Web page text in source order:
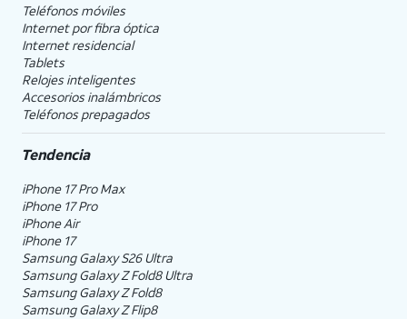
Teléfonos móviles
Internet por fibra óptica
Internet residencial
Tablets
Relojes inteligentes
Accesorios inalámbricos
Teléfonos prepagados
Tendencia
iPhone 17 Pro Max
iPhone 17 Pro
iPhone Air
iPhone 17
Samsung Galaxy S26 Ultra
Samsung Galaxy Z Fold8 Ultra
Samsung Galaxy Z Fold8
Samsung Galaxy Z Flip8